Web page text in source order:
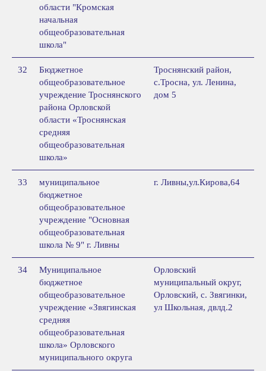
области "Кромская
начальная
общеобразовательная
школа"
32
Бюджетное
общеобразовательное
учреждение Троснянского
района Орловской
области «Троснянская
средняя
общеобразовательная
школа»
Троснянский район,
с.Тросна, ул. Ленина,
дом 5
33
муниципальное
бюджетное
общеобразовательное
учреждение "Основная
общеобразовательная
школа № 9" г. Ливны
г. Ливны,ул.Кирова,64
34
Муниципальное
бюджетное
общеобразовательное
учреждение «Звягинская
средняя
общеобразовательная
школа» Орловского
муниципального округа
Орловский
муниципальный округ,
Орловский, с. Звягинки,
ул Школьная, двлд.2